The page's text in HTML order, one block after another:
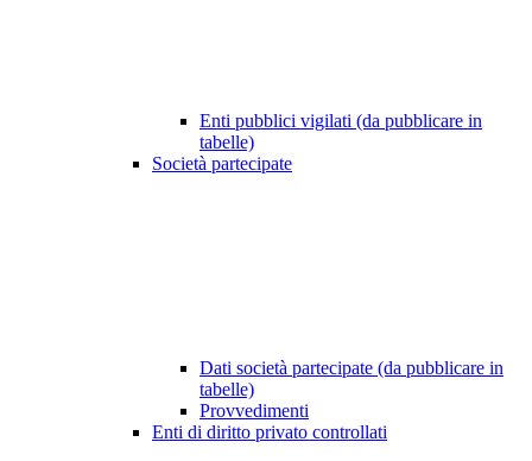
Enti pubblici vigilati (da pubblicare in
tabelle)
Società partecipate
Dati società partecipate (da pubblicare in
tabelle)
Provvedimenti
Enti di diritto privato controllati